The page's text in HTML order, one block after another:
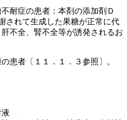
耐症の患者：本剤の添加剤Ｄ
されて生成した果糖が正常に代
不全、腎不全等が誘発されるお
患者〔１１．１．３参照〕。